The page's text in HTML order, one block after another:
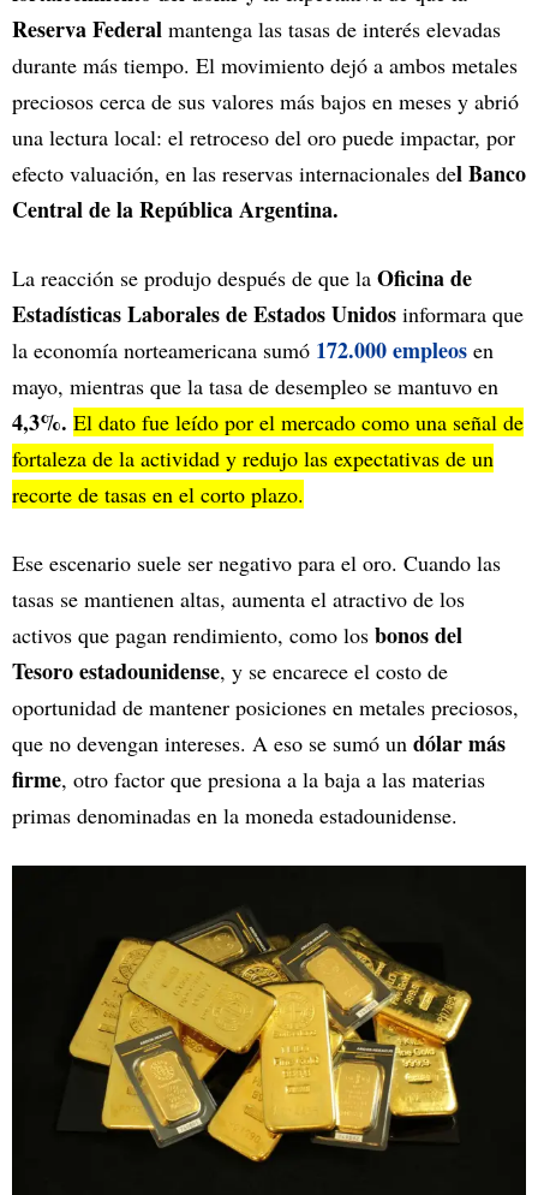
Reserva Federal mantenga las tasas de interés elevadas
durante más tiempo. El movimiento dejó a ambos metales
preciosos cerca de sus valores más bajos en meses y abrió
una lectura local: el retroceso del oro puede impactar, por
efecto valuación, en las reservas internacionales del Banco
Central de la República Argentina.
La reacción se produjo después de que la Oficina de
Estadísticas Laborales de Estados Unidos informara que
la economía norteamericana sumó 172.000 empleos en
mayo, mientras que la tasa de desempleo se mantuvo en
4,3%. El dato fue leído por el mercado como una señal de
fortaleza de la actividad y redujo las expectativas de un
recorte de tasas en el corto plazo.
Ese escenario suele ser negativo para el oro. Cuando las
tasas se mantienen altas, aumenta el atractivo de los
activos que pagan rendimiento, como los bonos del
Tesoro estadounidense, y se encarece el costo de
oportunidad de mantener posiciones en metales preciosos,
que no devengan intereses. A eso se sumó un dólar más
firme, otro factor que presiona a la baja a las materias
primas denominadas en la moneda estadounidense.